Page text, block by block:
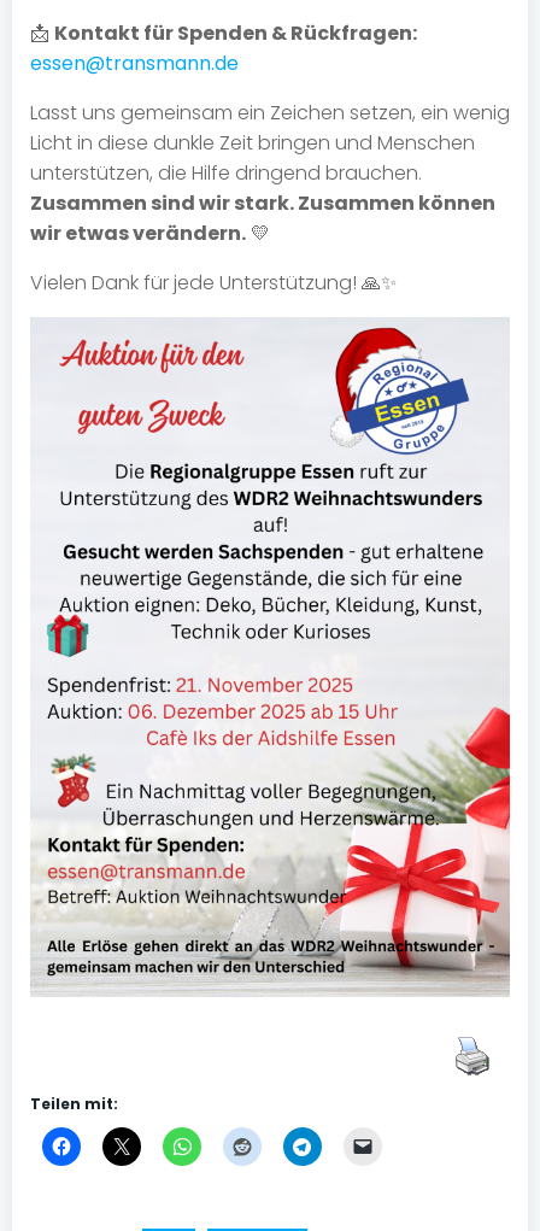
📩 Kontakt für Spenden & Rückfragen:
essen@transmann.de
Lasst uns gemeinsam ein Zeichen setzen, ein wenig
Licht in diese dunkle Zeit bringen und Menschen
unterstützen, die Hilfe dringend brauchen.
Zusammen sind wir stark. Zusammen können
wir etwas verändern. 💛
Vielen Dank für jede Unterstützung! 🙏✨
Teilen mit: